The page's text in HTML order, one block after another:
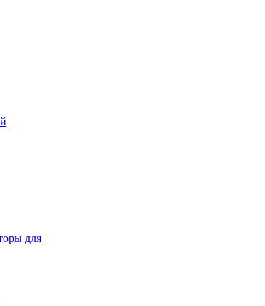
для